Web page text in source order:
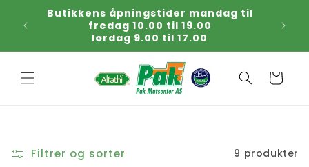
videre til
innholdet
Butikkens åpningstider mandag til
fredag 10.00 til 19.00
lørdag 9.00 til 17.00
Handlekurv
Filtrer og sorter 9 produkter